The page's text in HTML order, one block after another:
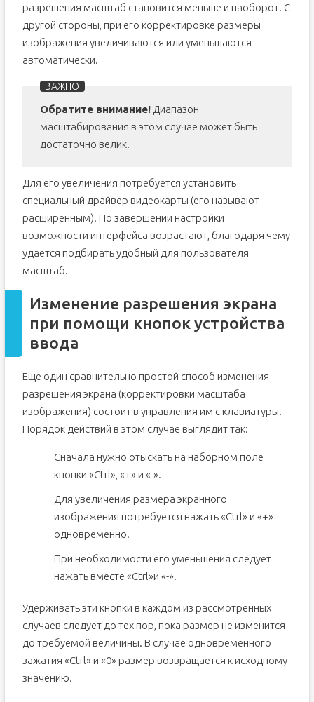
разрешения масштаб становится меньше и наоборот. С
другой стороны, при его корректировке размеры
изображения увеличиваются или уменьшаются
автоматически.
Обратите внимание!Диапазон
масштабирования в этом случае может быть
достаточно велик.
Для его увеличения потребуется установить
специальный драйвер видеокарты (его называют
расширенным). По завершении настройки
возможности интерфейса возрастают, благодаря чему
удается подбирать удобный для пользователя
масштаб.
Изменение разрешения экрана
при помощи кнопок устройства
ввода
Еще один сравнительно простой способ изменения
разрешения экрана (корректировки масштаба
изображения) состоит в управления им с клавиатуры.
Порядок действий в этом случае выглядит так:
Сначала нужно отыскать на наборном поле
кнопки «Ctrl», «+» и «-».
Для увеличения размера экранного
изображения потребуется нажать «Ctrl» и «+»
одновременно.
При необходимости его уменьшения следует
нажать вместе «Ctrl»и «-».
Удерживать эти кнопки в каждом из рассмотренных
случаев следует до тех пор, пока размер не изменится
до требуемой величины. В случае одновременного
зажатия «Ctrl» и «0» размер возвращается к исходному
значению.